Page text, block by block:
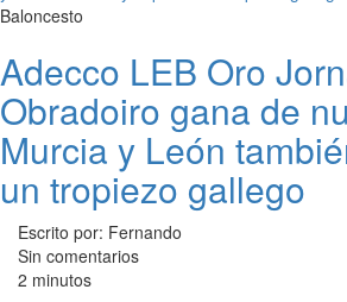
Baloncesto
Adecco LEB Oro
Obradoiro gana de
Murcia y León
un tropiezo gallego
Escrito por: Fernando
Sin comentarios
2 minutos